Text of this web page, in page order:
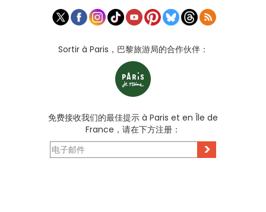
Sortir à Paris，巴黎旅游局的合作伙伴：
免费接收我们的最佳提示 à Paris et en Île de
France，请在下方注册：
>